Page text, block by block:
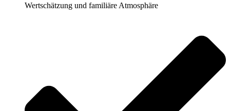
Wertschätzung und familiäre Atmosphäre